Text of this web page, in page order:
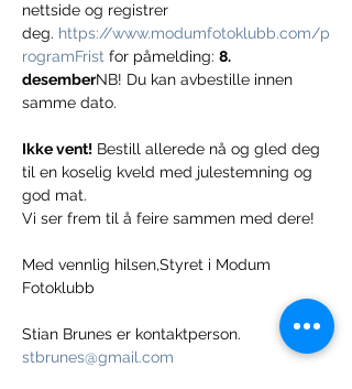
nettside og registrer
deg. https://www.modumfotoklubb.com/p
rogramFrist for påmelding: 8.
desemberNB! Du kan avbestille innen
samme dato.
Ikke vent! Bestill allerede nå og gled deg
til en koselig kveld med julestemning og
god mat.
Vi ser frem til å feire sammen med dere!
Med vennlig hilsen,Styret i Modum
Fotoklubb
Stian Brunes er kontaktperson.
stbrunes@gmail.com